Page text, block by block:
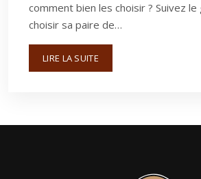
comment bien les choisir ? Suivez le
choisir sa paire de…
LIRE LA SUITE